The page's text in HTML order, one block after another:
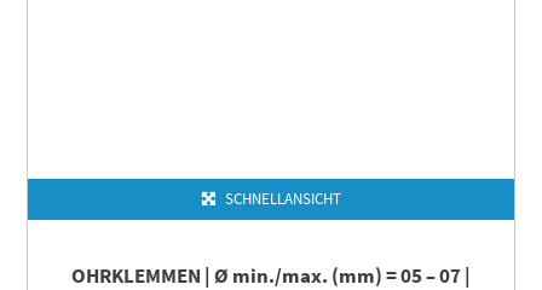
SCHNELLANSICHT
OHRKLEMMEN | Ø min./max. (mm) = 05 – 07 |